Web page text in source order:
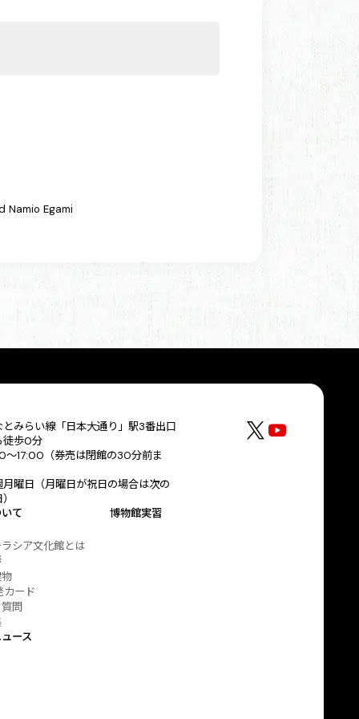
Namio Egami
とみらい線「日本大通り」駅3番出口
徒歩0分
～17:00（券売は閉館の30分前ま
月曜日（月曜日が祝日の場合は次の
て
シア文化館とは
カード
問
博物館実習
ース